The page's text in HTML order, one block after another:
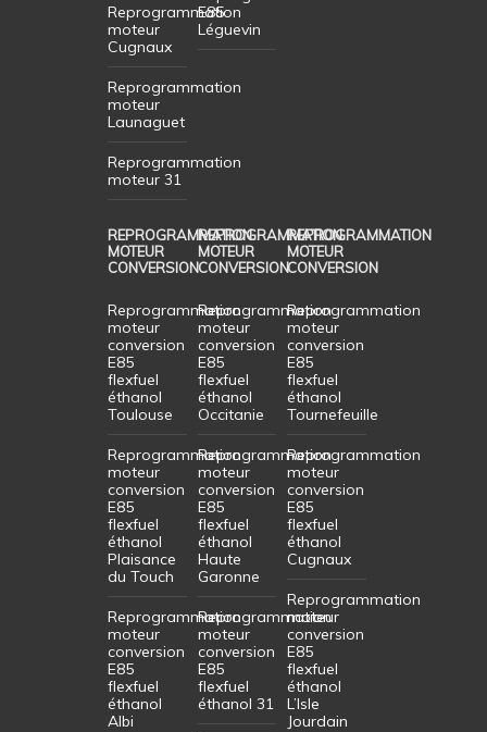
Reprogrammation
moteur
Cugnaux
Reprogrammation
moteur
Launaguet
Reprogrammation
moteur 31
E85
Léguevin
REPROGRAMMATION
MOTEUR
CONVERSION
Reprogrammation
moteur
conversion
E85
flexfuel
éthanol
Toulouse
Reprogrammation
moteur
conversion
E85
flexfuel
éthanol
Plaisance
du Touch
Reprogrammation
moteur
conversion
E85
flexfuel
éthanol
Albi
REPROGRAMMATION
MOTEUR
CONVERSION
Reprogrammation
moteur
conversion
E85
flexfuel
éthanol
Occitanie
Reprogrammation
moteur
conversion
E85
flexfuel
éthanol
Haute
Garonne
Reprogrammation
moteur
conversion
E85
flexfuel
éthanol 31
REPROGRAMMATION
MOTEUR
CONVERSION
Reprogrammation
moteur
conversion
E85
flexfuel
éthanol
Tournefeuille
Reprogrammation
moteur
conversion
E85
flexfuel
éthanol
Cugnaux
Reprogrammation
moteur
conversion
E85
flexfuel
éthanol
L’Isle
Jourdain